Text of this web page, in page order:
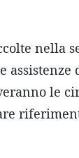
nella
assistenze
le